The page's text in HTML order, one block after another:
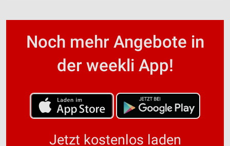
Noch mehr Angebote in
der weekli App!
Jetzt kostenlos laden